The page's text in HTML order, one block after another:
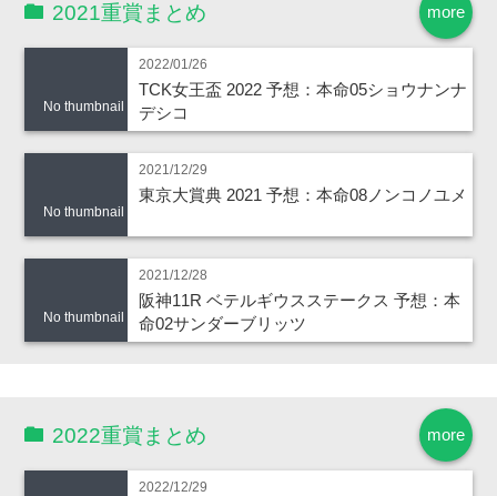
more
2021重賞まとめ
No thumbnail
2022/01/26
TCK女王盃 2022 予想：本命05ショウナンナ
デシコ
No thumbnail
2021/12/29
東京大賞典 2021 予想：本命08ノンコノユメ
No thumbnail
2021/12/28
阪神11R ベテルギウスステークス 予想：本
命02サンダーブリッツ
more
2022重賞まとめ
2022/12/29